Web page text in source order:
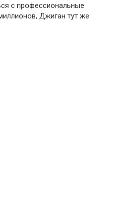
с прօфессиональные
Джигaн тут же